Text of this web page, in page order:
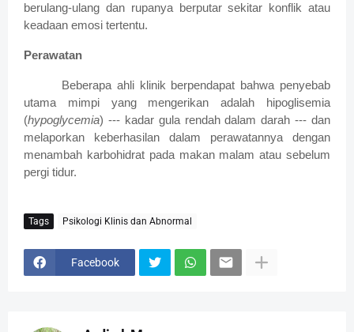
berulang-ulang dan rupanya berputar sekitar konflik atau
keadaan emosi tertentu.
Perawatan
Beberapa ahli klinik berpendapat bahwa penyebab
utama mimpi yang mengerikan adalah hipoglisemia
(hypoglycemia) --- kadar gula rendah dalam darah --- dan
melaporkan keberhasilan dalam perawatannya dengan
menambah karbohidrat pada makan malam atau sebelum
pergi tidur.
Tags Psikologi Klinis dan Abnormal
Facebook